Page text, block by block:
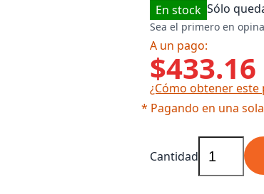
En stock Sólo
Sea el primero en
A un pago:
$433.16
¿Cómo obtener este
* Pagando en una
Cantidad